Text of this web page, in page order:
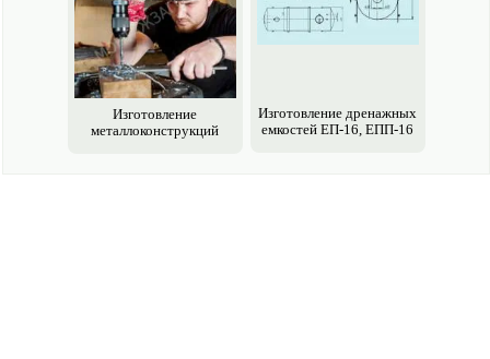
Изготовление
металлоконструкций
Изготовление дренажных
емкостей ЕП-16, ЕПП-16